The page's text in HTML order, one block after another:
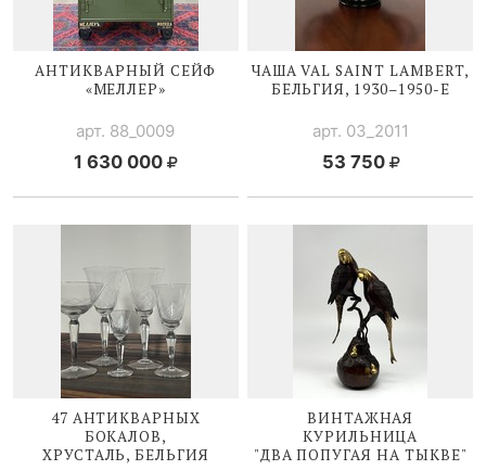
АНТИКВАРНЫЙ СЕЙФ
«МЕЛЛЕР»
арт. 88_0009
1 630 000
ЧАША VAL SAINT LAMBERT,
БЕЛЬГИЯ, 1930–1950-Е
арт. 03_2011
53 750
47 АНТИКВАРНЫХ
БОКАЛОВ,
ХРУСТАЛЬ, БЕЛЬГИЯ
ВИНТАЖНАЯ
КУРИЛЬНИЦА
"ДВА ПОПУГАЯ НА ТЫКВЕ"